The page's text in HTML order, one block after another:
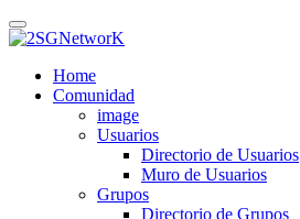
Skip
to
contentHome
Comunidad
image
Usuarios
Directorio de Usuarios
Muro de Usuarios
Grupos
Directorio de Grupos